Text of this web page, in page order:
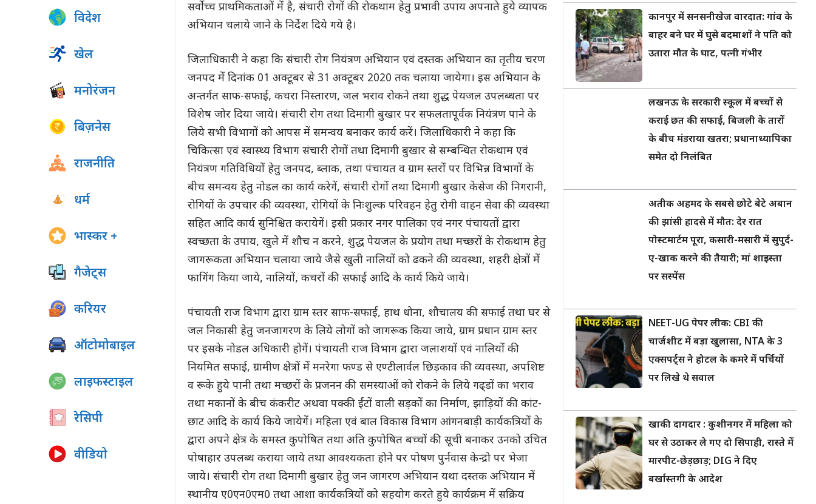
सर्वोच्च प्राथमिकताओं में है, संचारी रोगों की रोकथाम हेतु प्रभावी उपाय अपनाते हुये व्यापक
अभियान चलाये जाने के निर्देश दिये गये है।
जिलाधिकारी ने कहा कि संचारी रोग नियंत्रण अभियान एवं दस्तक अभियान का तृतीय चरण
जनपद में दिनांक 01 अक्टूबर से 31 अक्टूबर 2020 तक चलाया जायेगा। इस अभियान के
अन्तर्गत साफ-सफाई, कचरा निस्तारण, जल भराव रोकने तथा शुद्ध पेयजल उपलब्धता पर
विशेष जोर दिया जाये। संचारी रोग तथा दिमागी बुखार पर सफलतापूर्वक नियंत्रण पाने के
लिये सभी विभागों को आपस में समन्वय बनाकर कार्य करें। जिलाधिकारी ने कहा कि
चिकित्सा एवं स्वास्थ्य विभाग संचारी रोगों तथा दिमागी बुखार से सम्बन्धित रोकथाम एवं
नियंत्रण गतिविधियों हेतु जनपद, ब्लाक, तथा पंचायत व ग्राम स्तरों पर विभिन्न विभागों के
बीच समन्वय हेतु नोडल का कार्य करेगें, संचारी रोगों तथा दिमागी बुखार केसेज की निगरानी,
रोगियों के उपचार की व्यवस्था, रोगियों के निःशुल्क परिवहन हेतु रोगी वाहन सेवा की व्यवस्था
सहित आदि कार्य सुनिश्चित करायेगें। इसी प्रकार नगर पालिका एवं नगर पंचायतों द्वारा
स्वच्छता के उपाय, खुले में शौच न करने, शुद्ध पेयजल के प्रयोग तथा मच्छरों के रोकथाम हेतु
जागरूकता अभियान चलाया जाये जैसे खुली नालियों को ढकने की व्यवस्था, शहरी क्षेत्रों में
फागिंग किया जाये, नालियों, कचरों की सफाई आदि के कार्य किये जाये।
पंचायती राज विभाग द्वारा ग्राम स्तर साफ-सफाई, हाथ धोना, शौचालय की सफाई तथा घर से
जल निकासी हेतु जनजागरण के लिये लोगों को जागरूक किया जाये, ग्राम प्रधान ग्राम स्तर
पर इसके नोडल अधिकारी होगें। पंचायती राज विभाग द्वारा जलाशयों एवं नालियों की
नियमित सफाई, ग्रामीण क्षेत्रों में मनरेगा फण्ड से एण्टीलार्वल छिड़काव की व्यवस्था, अपशिष्ट
व रूके हुये पानी तथा मच्छरों के प्रजनन की समस्याओं को रोकने के लिये गढ्डों का भराव
तथा मकानों के बीच कंकरीट अथवा पक्की ईंटों वाली सड़कों का निर्माण, झाड़ियों की कांट-
छाट आदि के कार्य किये जायेगें। महिला एवं बाल विकास विभाग आंगनबाड़ी कार्यकत्रियों के
द्वारा अपने क्षेत्र के समस्त कुपोषित तथा अति कुपोषित बच्चों की सूची बनाकर उनको उचित
पोषाहार उपलब्ध कराया जाये तथा आवश्यकता होने पर पोषण पुर्नवास केन्द्रो पर भेजा
जाये। संचारी रोग तथा दिमागी बुखार हेतु जन जागरण अभियान यथा दस्तक अभियान में
स्थानीय ए0एन0एम0 तथा आशा कार्यकत्रियों को सहयोग करते हुये कार्यक्रम में सक्रिय
विदेश
खेल
मनोरंजन
बिज़नेस
राजनीति
धर्म
भास्कर +
गैजेट्स
करियर
ऑटोमोबाइल
लाइफस्टाइल
रेसिपी
वीडियो
कानपुर में सनसनीखेज वारदात: गांव के
बाहर बने घर में घुसे बदमाशों ने पति को
उतारा मौत के घाट, पत्नी गंभीर
लखनऊ के सरकारी स्कूल में बच्चों से
कराई छत की सफाई, बिजली के तारों
के बीच मंडराया खतरा; प्रधानाध्यापिका
समेत दो निलंबित
अतीक अहमद के सबसे छोटे बेटे अबान
की झांसी हादसे में मौत: देर रात
पोस्टमार्टम पूरा, कसारी-मसारी में सुपुर्द-
ए-खाक करने की तैयारी; मां शाइस्ता
पर सस्पेंस
NEET-UG पेपर लीक: CBI की
चार्जशीट में बड़ा खुलासा, NTA के 3
एक्सपर्ट्स ने होटल के कमरे में पर्चियों
पर लिखे थे सवाल
खाकी दागदार : कुशीनगर में महिला को
घर से उठाकर ले गए दो सिपाही, रास्ते में
मारपीट-छेड़छाड़; DIG ने दिए
बर्खास्तगी के आदेश